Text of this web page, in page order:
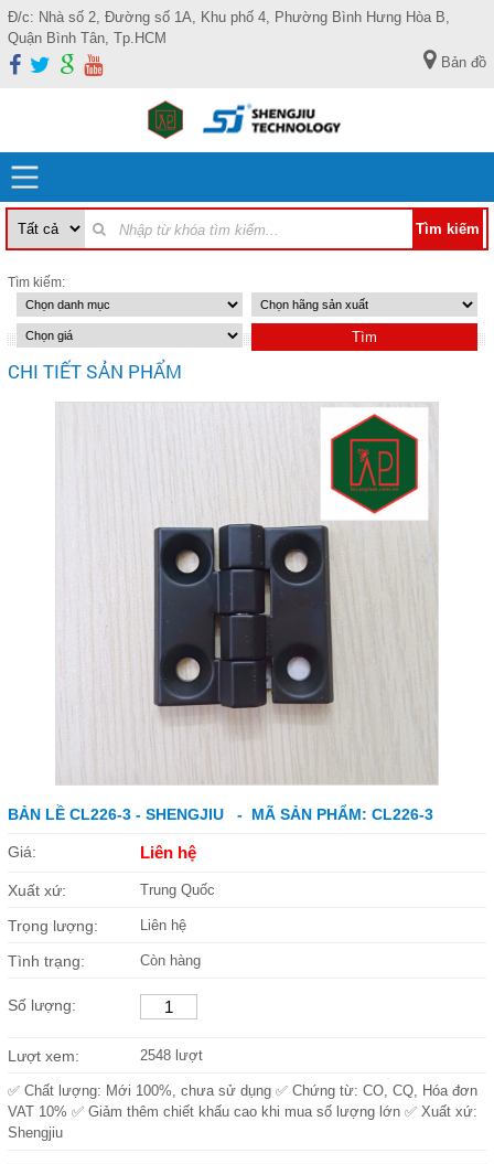
Đ/c: Nhà số 2, Đường số 1A, Khu phố 4, Phường Bình Hưng Hòa B,
Quận Bình Tân, Tp.HCM
Bản đồ
Tìm kiếm:
CHI TIẾT SẢN PHẨM
BẢN LỀ CL226-3 - SHENGJIU - MÃ SẢN PHẨM: CL226-3
Giá: Liên hệ
Xuất xứ: Trung Quốc
Trọng lượng: Liên hệ
Tình trạng: Còn hàng
Số lượng:
Lượt xem: 2548 lượt
✅ Chất lượng: Mới 100%, chưa sử dụng ✅ Chứng từ: CO, CQ, Hóa đơn
VAT 10% ✅ Giảm thêm chiết khấu cao khi mua số lượng lớn ✅ Xuất xứ:
Shengjiu